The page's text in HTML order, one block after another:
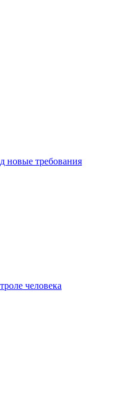
новые требования
человека